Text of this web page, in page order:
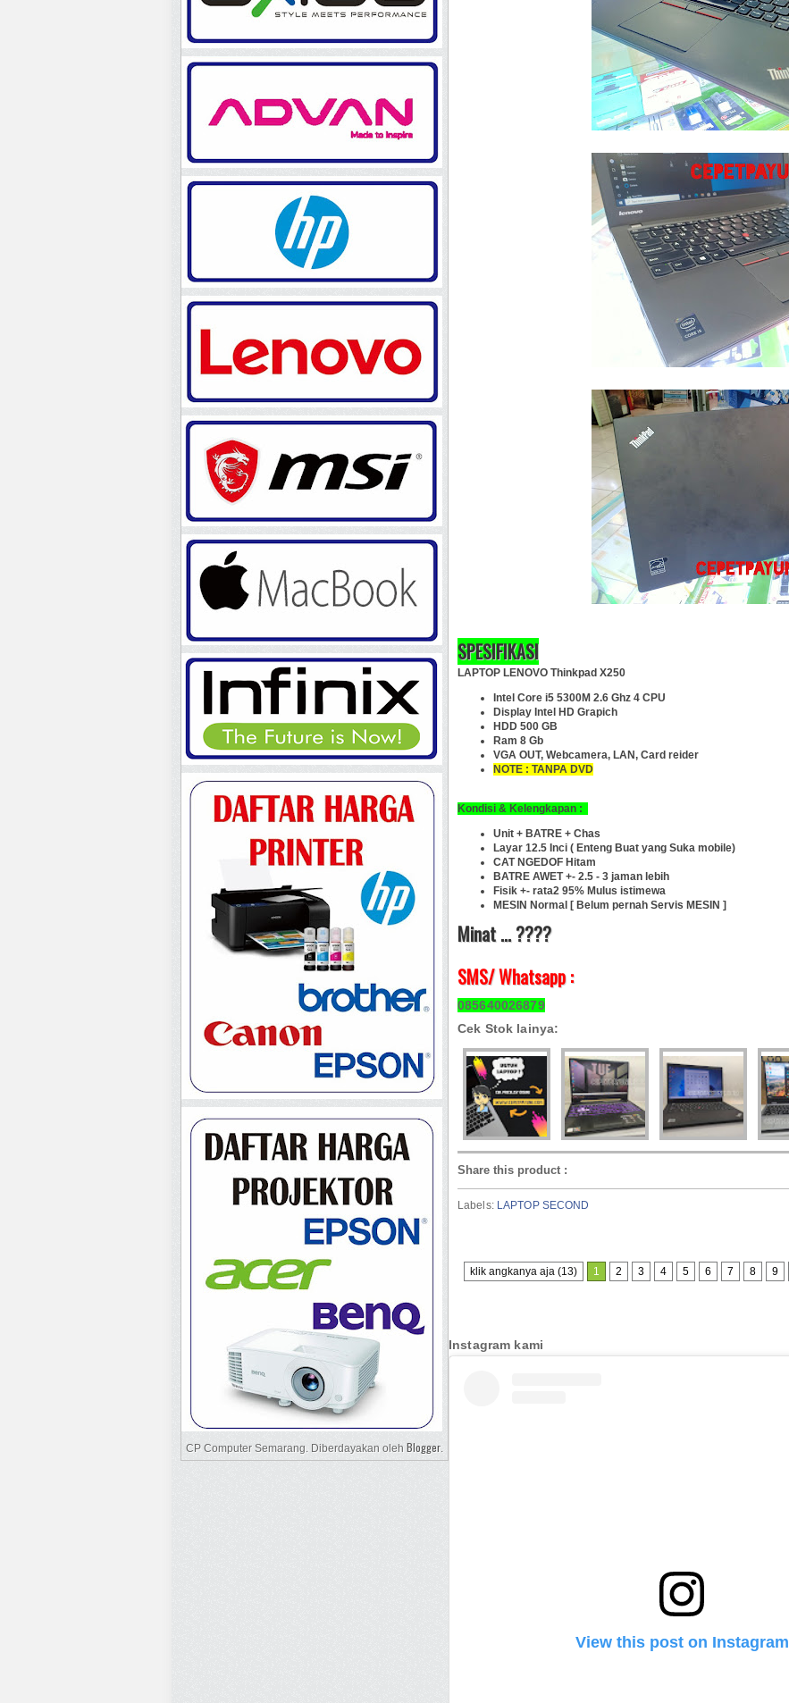
SPESIFIKASI
LAPTOP LENOVO Thinkpad X250
Intel Core i5 5300M 2.6 Ghz 4 CPU
Display Intel HD Grapich
HDD 500 GB
Ram 8 Gb
VGA OUT, Webcamera, LAN, Card reider
NOTE : TANPA DVD
Kondisi & Kelengkapan :
Unit + BATRE + Chas
Layar 12.5 Inci ( Enteng Buat yang Suka mobile)
CAT NGEDOF Hitam
BATRE AWET +- 2.5 - 3 jaman lebih
Fisik +- rata2 95% Mulus istimewa
MESIN Normal [ Belum pernah Servis MESIN ]
Minat ... ????
SMS/ Whatsapp :
085640026879
Cek Stok lainya:
Share this product :
Labels: LAPTOP SECOND
klik angkanya aja (13) 1 2 3 4 5 6 7 8 9
Instagram kami
View this post on Instagram
CP Computer Semarang. Diberdayakan oleh Blogger.